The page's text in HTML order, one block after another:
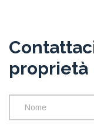
proprietà